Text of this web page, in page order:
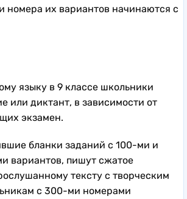
номера их вариантов начинаются с
языку в 9 классе школьники
или диктант, в зависимости от
экзамен.
бланки заданий с 100-ми и
вариантов, пишут сжатое
тексту с творческим
с 300-ми номерами